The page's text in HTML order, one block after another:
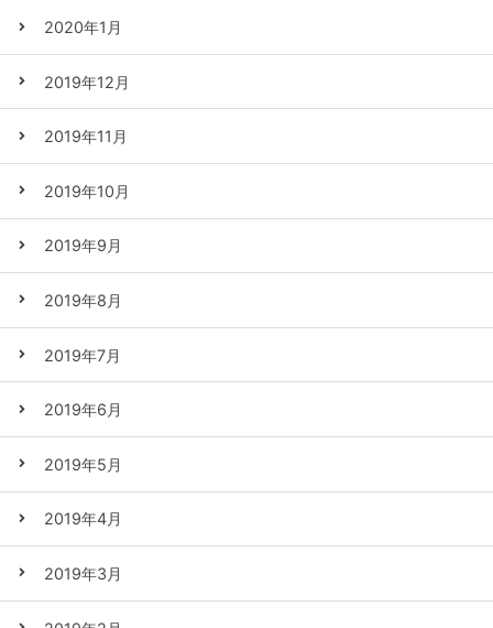
2020年1月
2019年12月
2019年11月
2019年10月
2019年9月
2019年8月
2019年7月
2019年6月
2019年5月
2019年4月
2019年3月